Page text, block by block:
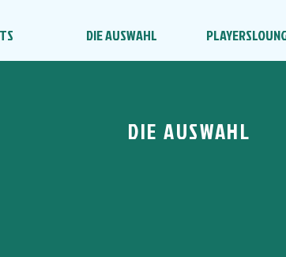
DIE AUSWAHL
DIE AUSWAHL